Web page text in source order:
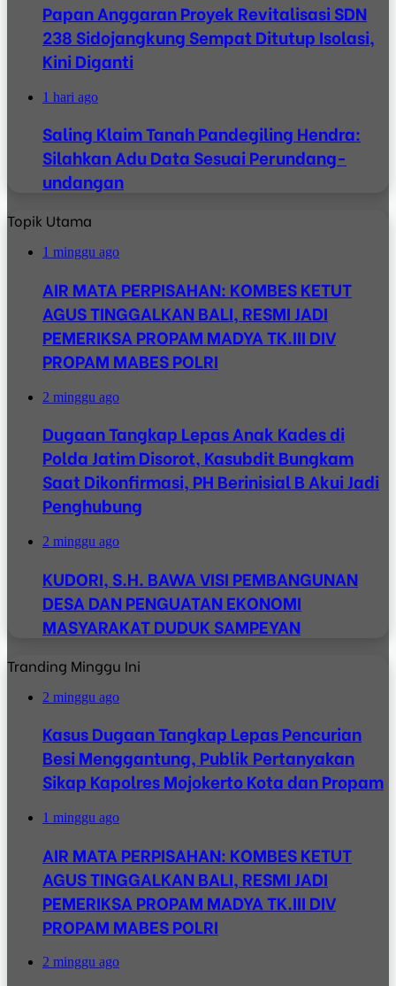
Papan Anggaran Proyek Revitalisasi SDN
238 Sidojangkung Sempat Ditutup Isolasi,
Kini Diganti
1 hari ago
Saling Klaim Tanah Pandegiling Hendra:
Silahkan Adu Data Sesuai Perundang-
undangan
Topik Utama
1 minggu ago
AIR MATA PERPISAHAN: KOMBES KETUT
AGUS TINGGALKAN BALI, RESMI JADI
PEMERIKSA PROPAM MADYA TK.III DIV
PROPAM MABES POLRI
2 minggu ago
Dugaan Tangkap Lepas Anak Kades di
Polda Jatim Disorot, Kasubdit Bungkam
Saat Dikonfirmasi, PH Berinisial B Akui Jadi
Penghubung
2 minggu ago
KUDORI, S.H. BAWA VISI PEMBANGUNAN
DESA DAN PENGUATAN EKONOMI
MASYARAKAT DUDUK SAMPEYAN
Tranding Minggu Ini
2 minggu ago
Kasus Dugaan Tangkap Lepas Pencurian
Besi Menggantung, Publik Pertanyakan
Sikap Kapolres Mojokerto Kota dan Propam
1 minggu ago
AIR MATA PERPISAHAN: KOMBES KETUT
AGUS TINGGALKAN BALI, RESMI JADI
PEMERIKSA PROPAM MADYA TK.III DIV
PROPAM MABES POLRI
2 minggu ago